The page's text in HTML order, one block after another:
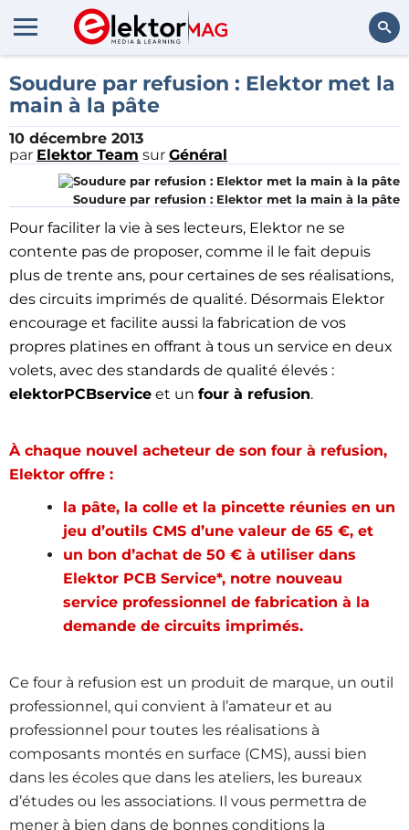
Rechercher
Soudure par refusion : Elektor met la
main à la pâte
10 décembre 2013
par Elektor Team sur Général
Soudure par refusion : Elektor met la main à la pâte
Pour faciliter la vie à ses lecteurs, Elektor ne se
contente pas de proposer, comme il le fait depuis
plus de trente ans, pour certaines de ses réalisations,
des circuits imprimés de qualité. Désormais Elektor
encourage et facilite aussi la fabrication de vos
propres platines en offrant à tous un service en deux
volets, avec des standards de qualité élevés :
elektorPCBservice et un four à refusion.
À chaque nouvel acheteur de son four à refusion,
Elektor offre :
la pâte, la colle et la pincette réunies en un
jeu d’outils CMS d’une valeur de 65 €, et
un bon d’achat de 50 € à utiliser dans
Elektor PCB Service*, notre nouveau
service professionnel de fabrication à la
demande de circuits imprimés.
Ce four à refusion est un produit de marque, un outil
professionnel, qui convient à l’amateur et au
professionnel pour toutes les réalisations à
composants montés en surface (CMS), aussi bien
dans les écoles que dans les ateliers, les bureaux
d’études ou les associations. Il vous permettra de
mener à bien dans de bonnes conditions la